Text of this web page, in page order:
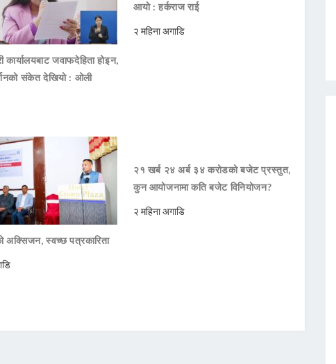
कार्यालयबाट जवाफदेहिता होइन,
संकेत देखियो : ओली
आयो : हर्कराज राई
२ महिना अगाडि
अक्सिजन, स्वच्छ पत्रकारिता
२१ खर्ब २४ अर्ब ३४ करोडको बजेट प्रस्तुत,
कुन आयोजनामा कति बजेट विनियोजन?
२ महिना अगाडि